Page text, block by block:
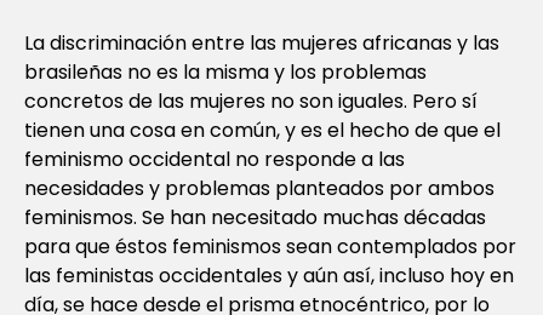
La discriminación entre las mujeres africanas y las
brasileñas no es la misma y los problemas
concretos de las mujeres no son iguales. Pero sí
tienen una cosa en común, y es el hecho de que el
feminismo occidental no responde a las
necesidades y problemas planteados por ambos
feminismos. Se han necesitado muchas décadas
para que éstos feminismos sean contemplados por
las feministas occidentales y aún así, incluso hoy en
día, se hace desde el prisma etnocéntrico, por lo